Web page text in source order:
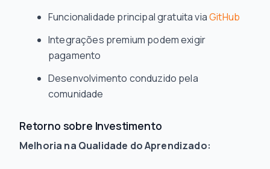
Funcionalidade principal gratuita viaGitHub
Integrações premium podem exigir
pagamento
Desenvolvimento conduzido pela
comunidade
Retorno sobre Investimento
Melhoria na Qualidade do Aprendizado: